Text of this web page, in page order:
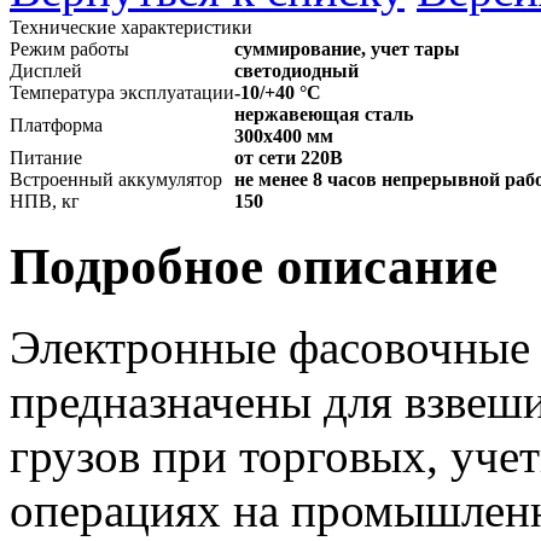
Технические характеристики
Режим работы
суммирование, учет тары
Дисплей
светодиодный
Температура эксплуатации-10/+40 °С
Платформа
нержавеющая сталь
300х400 мм
Питание
от сети 220В
Встроенный аккумулятор не менее 8 часов непрерывной
НПВ, кг
150
Подробное описание
Электронные
предназначены для
грузов при торговых,
операциях на